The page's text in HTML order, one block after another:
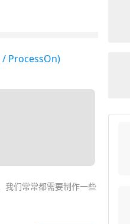
/ ProcessOn)
我们常常都需要制作一些